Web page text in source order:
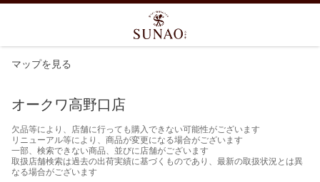
マップを見る
オークワ高野口店
欠品等により、店舗に行っても購入できない可能性がございます
リニューアル等により、商品が変更になる場合がございます
一部、検索できない商品、並びに店舗がございます
取扱店舗検索は過去の出荷実績に基づくものであり、最新の取扱状況とは異
なる場合がございます